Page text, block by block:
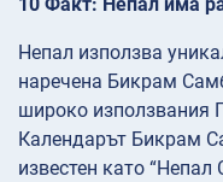
Непал използва
наречена Бикрам
широко използвания
Календарът Бикрам
известен като